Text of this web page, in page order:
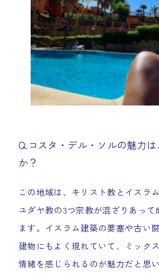
Q.コスタ・デル・ソルの魅力
か？
この地域は、キリスト教とイスラ
ユダヤ教の3つ宗教が混ざりあって
ます。イスラム建築の要塞や古い闘
建物にもよく現れていて、ミック
情緒を感じられるのが魅力だと思